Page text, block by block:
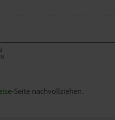
-Seite nachvollziehen.